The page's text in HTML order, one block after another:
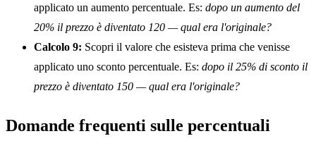
applicato un aumento percentuale. Es: dopo un aumento del
20% il prezzo è diventato 120 — qual era l'originale?
Calcolo 9: Scopri il valore che esisteva prima che venisse
applicato uno sconto percentuale. Es: dopo il 25% di sconto il
prezzo è diventato 150 — qual era l'originale?
Domande frequenti sulle percentuali